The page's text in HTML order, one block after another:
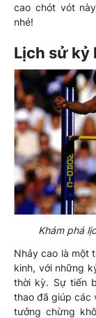
cao chót vót
nhé!
Lịch sử kỷ
Khám phá
Nhảy cao là một
kinh, với những
thời kỳ. Sự tiến
thao đã giúp các
tưởng chừng